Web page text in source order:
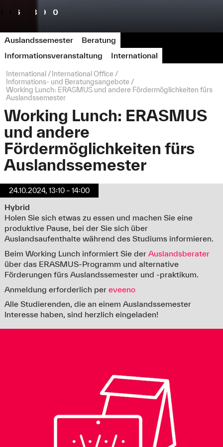
6 8 9 10
Auslandssemester
Beratung
Informationsveranstaltung
International
Seitenpfad:
International
International Office
Informations- und Beratungsangebote
Working Lunch: ERASMUS und andere Fördermöglichkeiten fürs
Auslandssemester
Working Lunch: ERASMUS
und andere
Fördermöglichkeiten fürs
Auslandssemester
24.10.2024, 13:10 – 14:00
Hybrid
Holen Sie sich etwas zu essen und machen Sie eine
produktive Pause, bei der Sie sich über
Auslandsaufenthalte während des Studiums informieren.
Beim Working Lunch informiert Sie der Auslandsberater
über das ERASMUS-Programm und alternative
Förderungen fürs Auslandssemester und -praktikum.
Anmeldung erforderlich per eveeno
Alle Studierenden, die an einem Auslandssemester
Interesse haben, sind herzlich eingeladen!